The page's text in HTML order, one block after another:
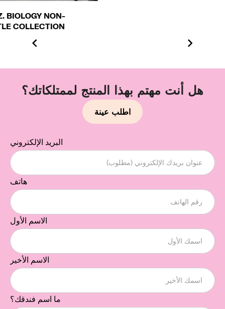
هل أنت مهتم بهذا المنتج لممتلكاتك؟
اطلب عينة
البريد الإلكتروني
هاتف
الاسم الأول
الاسم الأخير
ما اسم فندقك؟